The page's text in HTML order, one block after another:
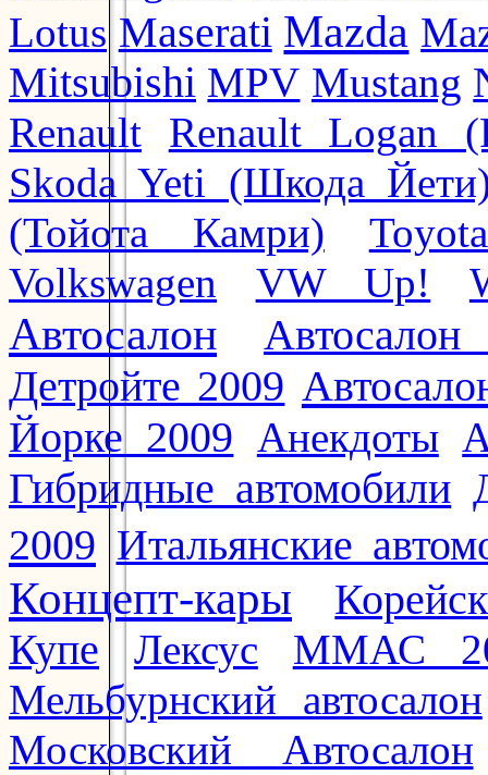
Lotus Maserati Mazda
Mitsubishi MPV Mustang
Renault
Renault Logan
Skoda Yeti (Шкода
(Тойота Камри)
Volkswagen VW Up!
Автосалон
Детройте 2009
Йорке 2009 Анекдоты
Гибридные автомобили
2009 Итальянские
Концепт-кары
Купе
Лексус ММАС
Мельбурнский автосалон
Московский Автосалон